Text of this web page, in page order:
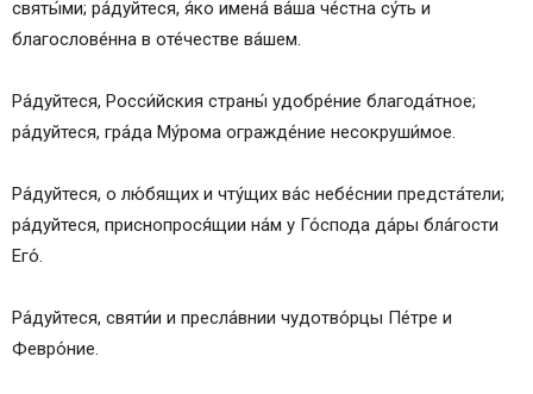
святы́ми; ра́дуйтеся, я́ко имена́ ва́ша че́стна су́ть и
благослове́нна в оте́честве ва́шем.
Ра́дуйтеся, Росси́йския страны́ удобре́ние благода́тное;
ра́дуйтеся, гра́да Му́рома огражде́ние несокруши́мое.
Ра́дуйтеся, о лю́бящих и чту́щих ва́с небе́снии предста́тели;
ра́дуйтеся, приснопрося́щии на́м у Го́спода да́ры бла́гости
Его́.
Ра́дуйтеся, святи́и и пресла́внии чудотво́рцы Пе́тре и
Февро́ние.